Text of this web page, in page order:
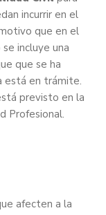
incurrir en el
que en el
incluye una
que se ha
está en trámite.
previsto en la
Profesional.
afecten a la